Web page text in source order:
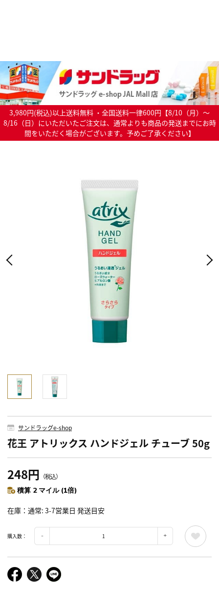
3,980円(税込)以上送料無料 ・全国送料一律600円【8/10（月）～
8/16（日）にいただいたご注文は、通常よりも商品の発送までにお時
間をいただく場合がございます。予めご了承ください】
サンドラッグe-shop
花王 アトリックス ハンドジェル チューブ 50g
248円 （税込）
積算 2 マイル (1倍)
在庫 通常: 3-7営業日 発送目安
購入数：